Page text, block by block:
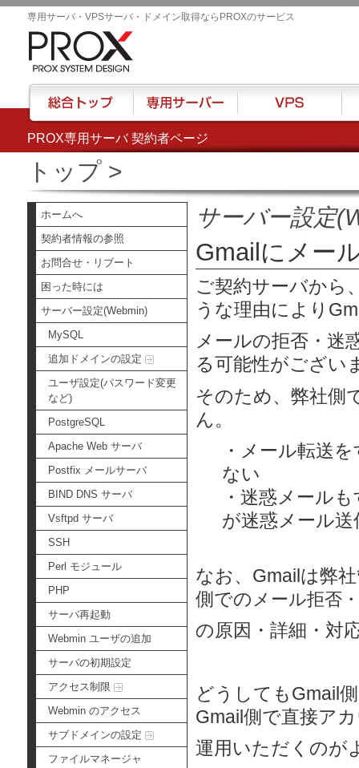
PROX専用サーバ 契約者ページ
専用サーバ・VPSサーバ・ドメイン取得ならPROXのサービス
トップ>
ホームへ
契約者情報の参照
お問合せ・リブート
困った時には
サーバー設定(Webmin)
MySQL
追加ドメインの設定
ユーザ設定(パスワード変更
など)
PostgreSQL
Apache Web サーバ
Postfix メールサーバ
BIND DNS サーバ
Vsftpd サーバ
SSH
Perl モジュール
PHP
サーバ再起動
Webmin ユーザの追加
サーバの初期設定
アクセス制限
Webmin のアクセス
サブドメインの設定
ファイルマネージャ
サーバー設定
Gmailにメー
ご契約サーバから
うな理由により
メールの拒否・迷
る可能性がござい
そのため、弊社側
ん。
・メール転送
ない
・迷惑メール
が迷惑メール
なお、Gmailは弊
側での メール拒否
の原因・詳細・対
どうしてもGmail
Gmail側で直接ア
運用いただくのが
総合トップ 専用サーバー VPS ハ